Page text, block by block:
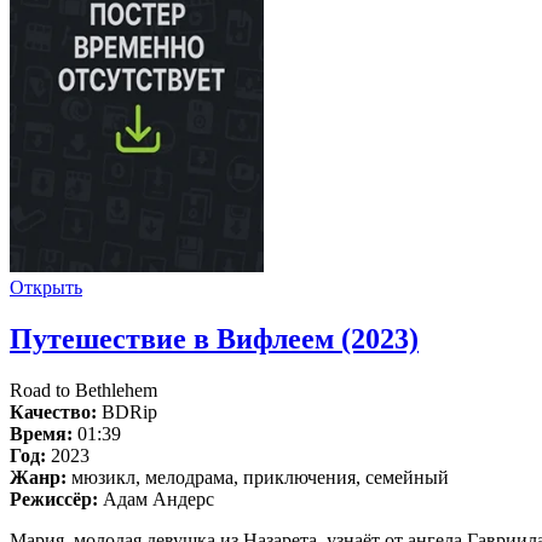
Открыть
Путешествие в Вифлеем (2023)
Road to Bethlehem
Качество: BDRip
Время: 01:39
Год: 2023
Жанр: мюзикл, мелодрама, приключения, семейный
Режиссёр: Адам Андерс